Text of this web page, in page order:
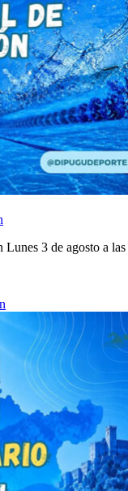
3 de agosto a las